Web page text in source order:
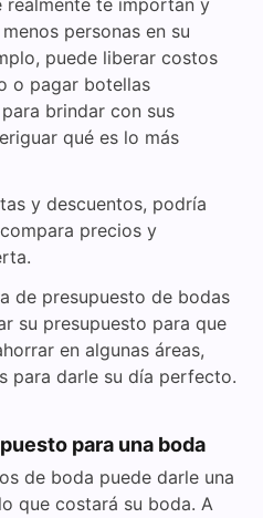
realmente te importan y
personas en su
puede liberar costos
o pagar botellas
brindar con sus
qué es lo más
y descuentos, podría
precios y
de presupuesto de bodas
su presupuesto para que
en algunas áreas,
para darle su día perfecto.
para una boda
de boda puede darle una
que costará su boda. A